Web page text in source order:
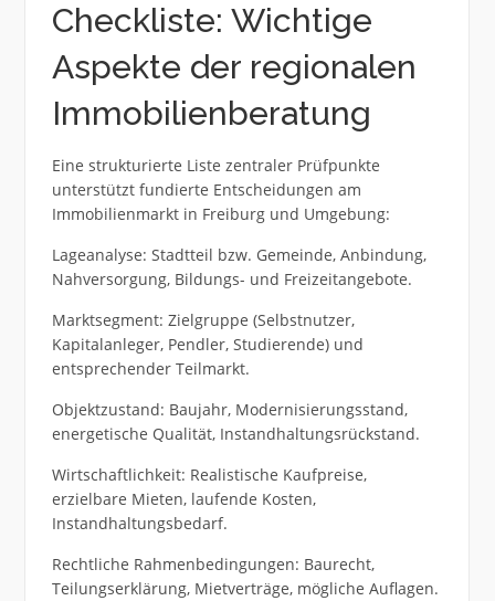
Checkliste: Wichtige
Aspekte der regionalen
Immobilienberatung
Eine strukturierte Liste zentraler Prüfpunkte
unterstützt fundierte Entscheidungen am
Immobilienmarkt in Freiburg und Umgebung:
Lageanalyse: Stadtteil bzw. Gemeinde, Anbindung,
Nahversorgung, Bildungs- und Freizeitangebote.
Marktsegment: Zielgruppe (Selbstnutzer,
Kapitalanleger, Pendler, Studierende) und
entsprechender Teilmarkt.
Objektzustand: Baujahr, Modernisierungsstand,
energetische Qualität, Instandhaltungsrückstand.
Wirtschaftlichkeit: Realistische Kaufpreise,
erzielbare Mieten, laufende Kosten,
Instandhaltungsbedarf.
Rechtliche Rahmenbedingungen: Baurecht,
Teilungserklärung, Mietverträge, mögliche Auflagen.